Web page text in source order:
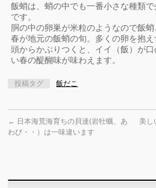
飯蛸は、蛸の中でも一番小さな種類
です。
胴の中の卵巣が米粒のようなので飯蛸
春が地元の飯蛸の旬。多くの卵を抱
頭からかぶりつくと、イイ（飯）が
い春の醍醐味が味わえます。
投稿タグ 飯だこ
← 日本海荒海育ちの貝達(岩牡蠣、あ
わび・・）は一味違います
美し